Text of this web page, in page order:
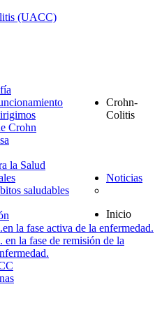
Crohn-
Colitis
Crohn
la Salud
saludables
la fase activa de la enfermedad.
en la fase de remisión de la
Noticias
Inicio